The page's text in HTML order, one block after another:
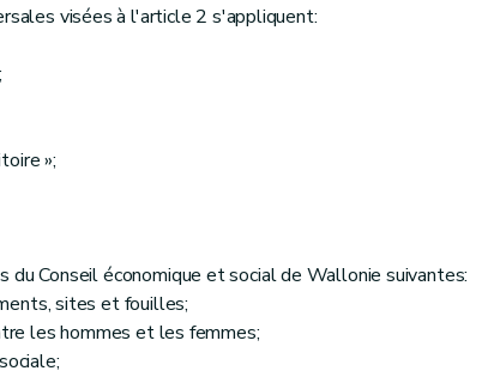
à la fonction consultative
du pôle « Politique scientifique »
visées à l'article 2 s'appliquent:
»;
du Conseil économique et social de Wallonie suivantes:
sites et fouilles;
les hommes et les femmes;